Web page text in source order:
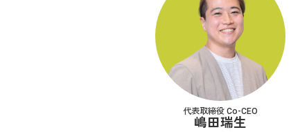
代表取締役 Co-CEO
嶋田瑞生